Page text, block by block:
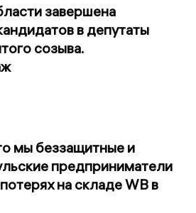
завершена
в депутаты
созыва.
мы беззащитные и
предприниматели
на складе WB в